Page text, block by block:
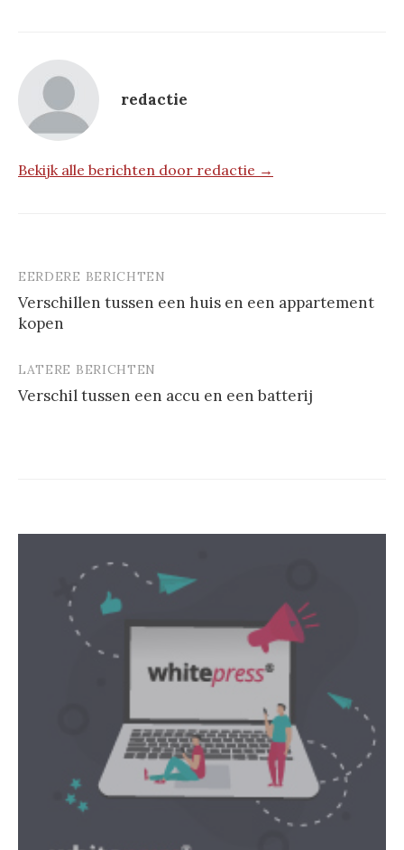
redactie
Bekijk alle berichten door redactie →
Berichtnavigatie
EERDERE BERICHTEN
Verschillen tussen een huis en een appartement
kopen
LATERE BERICHTEN
Verschil tussen een accu en een batterij